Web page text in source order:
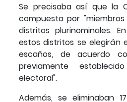
Se precisaba así que la
compuesta por
distritos plurinominales.
estos distritos se elegirán
escaños, de acuerdo
previamente
electoral".
Además, se eliminaban